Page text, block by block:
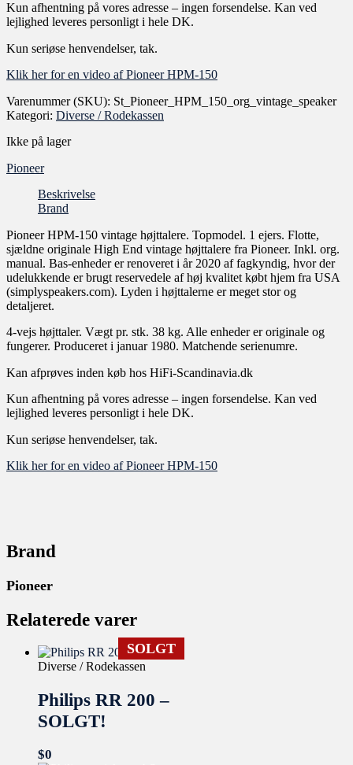
Kun afhentning på vores adresse – ingen forsendelse. Kan ved
lejlighed leveres personligt i hele DK.
Kun seriøse henvendelser, tak.
Klik her for en video af Pioneer HPM-150
Varenummer (SKU): St_Pioneer_HPM_150_org_vintage_speaker
Kategori: Diverse / Rodekassen
Ikke på lager
Pioneer
Beskrivelse
Brand
Pioneer HPM-150 vintage højttalere. Topmodel. 1 ejers. Flotte,
sjældne originale High End vintage højttalere fra Pioneer. Inkl. org.
manual. Bas-enheder er renoveret i år 2020 af fagkyndig, hvor der
udelukkende er brugt reservedele af høj kvalitet købt hjem fra USA
(simplyspeakers.com). Lyden i højttalerne er meget stor og
detaljeret.
4-vejs højttaler. Vægt pr. stk. 38 kg. Alle enheder er originale og
fungerer. Produceret i januar 1980. Matchende serienumre.
Kan afprøves inden køb hos HiFi-Scandinavia.dk
Kun afhentning på vores adresse – ingen forsendelse. Kan ved
lejlighed leveres personligt i hele DK.
Kun seriøse henvendelser, tak.
Klik her for en video af Pioneer HPM-150
Brand
Pioneer
Relaterede varer
SOLGT
Diverse / Rodekassen
Philips RR 200 –
SOLGT!
$0